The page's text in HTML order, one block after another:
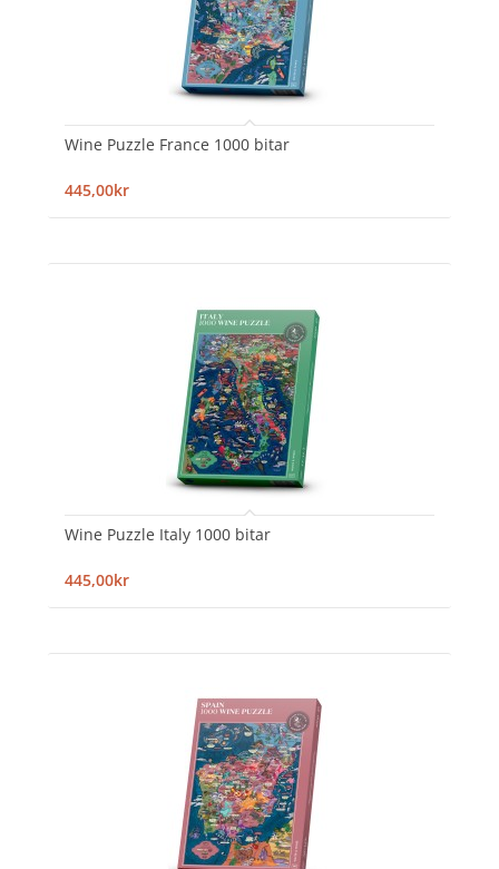
Wine Puzzle France 1000 bitar
445,00kr
Wine Puzzle Italy 1000 bitar
445,00kr